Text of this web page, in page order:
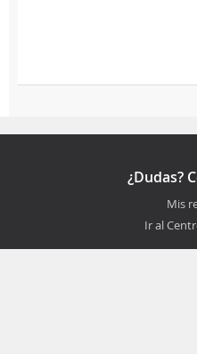
¿Dudas?
Mis
Ir al